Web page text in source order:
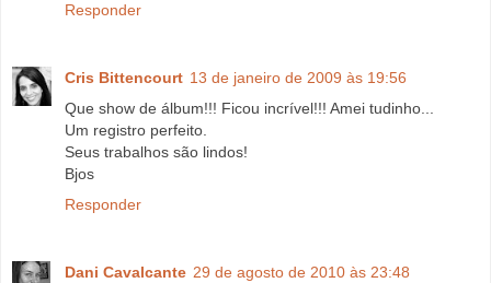
Responder
Cris Bittencourt 13 de janeiro de 2009 às 19:56
Que show de álbum!!! Ficou incrível!!! Amei tudinho...
Um registro perfeito.
Seus trabalhos são lindos!
Bjos
Responder
Dani Cavalcante 29 de agosto de 2010 às 23:48